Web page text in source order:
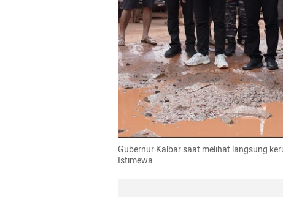
Gubernur Kalbar saat melihat langsung
Istimewa